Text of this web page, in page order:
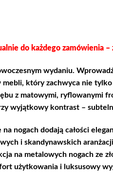
do każdego zamówienia
wydaniu.
który zachwyca nie
z matowymi, ryflowanymi
wyjątkowy kontrast –
nogach dodają całości
i skandynawskich
na metalowych nogach ze
użytkowania i luksusowy